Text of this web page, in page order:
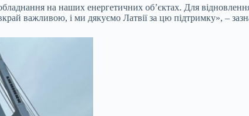
на наших енергетичних об’єктах. Для
важливою, і ми дякуємо Латвії за цю підтримку», –